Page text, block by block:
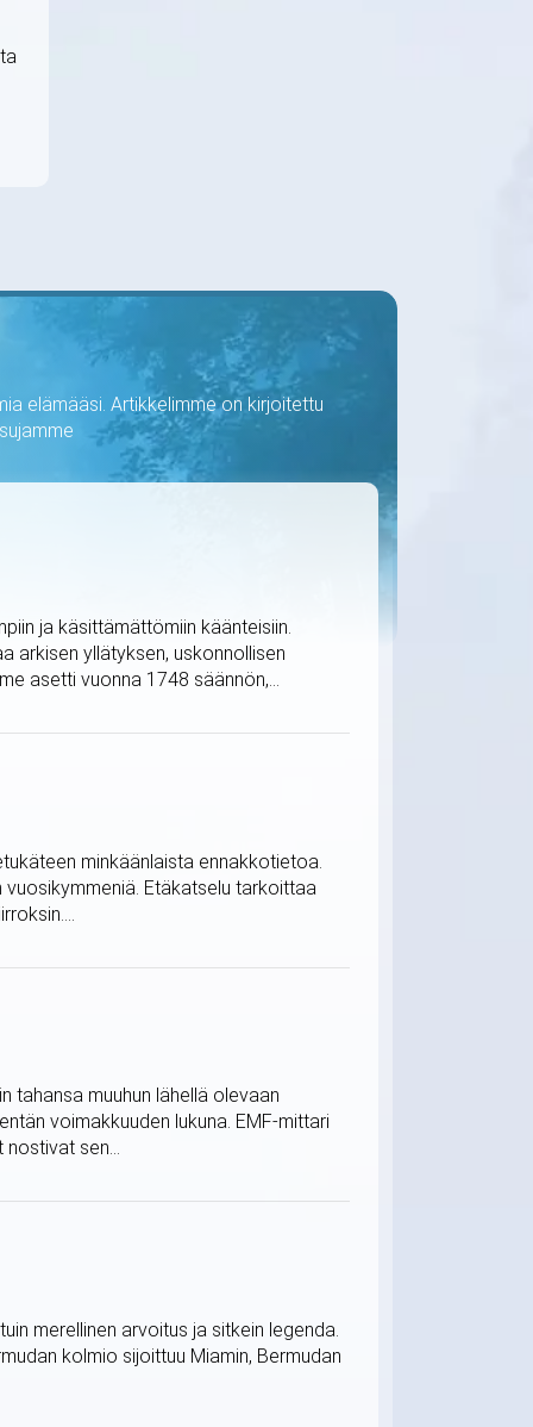
elämääsi. Artikkelimme on kirjoitettu
ja käsittämättömiin käänteisiin.
arkisen yllätyksen, uskonnollisen
asetti vuonna 1748 säännön,...
minkäänlaista ennakkotietoa.
Etäkatselu tarkoittaa
tahansa muuhun lähellä olevaan
voimakkuuden lukuna. EMF-mittari
sen...
merellinen arvoitus ja sitkein legenda.
kolmio sijoittuu Miamin, Bermudan